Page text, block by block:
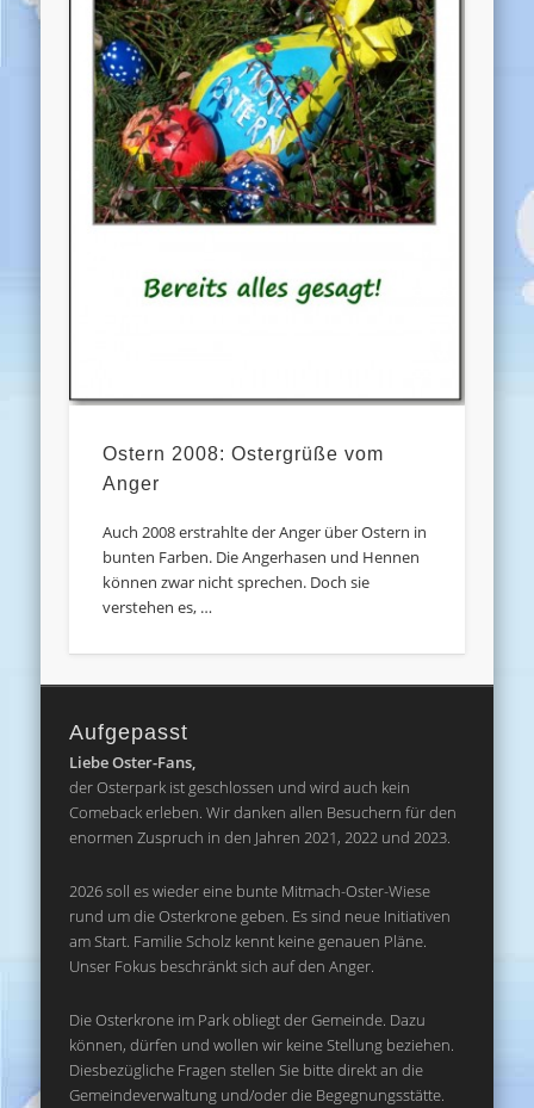
Ostern 2008: Ostergrüße vom
Anger
Auch 2008 erstrahlte der Anger über Ostern in
bunten Farben. Die Angerhasen und Hennen
können zwar nicht sprechen. Doch sie
verstehen es, …
Aufgepasst
Liebe Oster-Fans,
der Osterpark ist geschlossen und wird auch kein
Comeback erleben. Wir danken allen Besuchern für den
enormen Zuspruch in den Jahren 2021, 2022 und 2023.
2026 soll es wieder eine bunte Mitmach-Oster-Wiese
rund um die Osterkrone geben. Es sind neue Initiativen
am Start. Familie Scholz kennt keine genauen Pläne.
Unser Fokus beschränkt sich auf den Anger.
Die Osterkrone im Park obliegt der Gemeinde. Dazu
können, dürfen und wollen wir keine Stellung beziehen.
Diesbezügliche Fragen stellen Sie bitte direkt an die
Gemeindeverwaltung und/oder die Begegnungsstätte.